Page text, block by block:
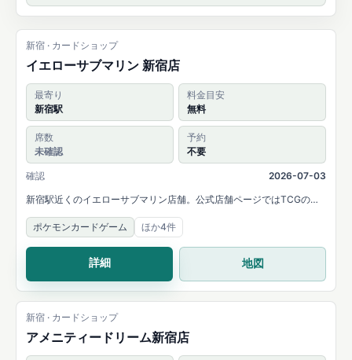
新宿 · カードショップ
イエローサブマリン 新宿店
最寄り
新宿駅
料金目安
無料
席数
未確認
予約
不要
確認
2026-07-03
新宿駅近くのイエローサブマリン店舗。公式店舗ページではTCGのパ
ック・シングルカード取扱いと、デュエルルームが案内されていま
す。
ポケモンカードゲーム ほか4件
詳細 地図
新宿 · カードショップ
アメニティードリーム新宿店